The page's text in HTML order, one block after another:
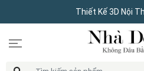
Thiết Kế 3D Nội